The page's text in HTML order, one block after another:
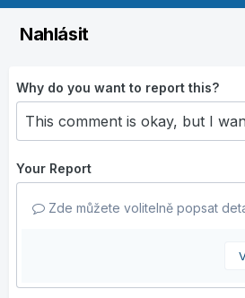
Nahlásit
Why do you want to report this?
Your Report
Zde můžete volitelně popsat